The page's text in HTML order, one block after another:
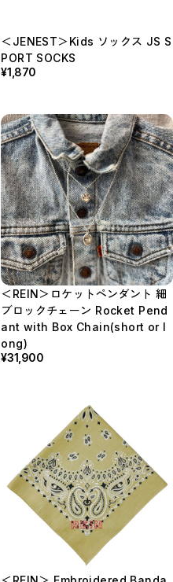
＜JENEST＞Kids ソックス JS S
PORT SOCKS
¥1,870
＜REIN＞ロケットペンダント 細
ブロックチェーン Rocket Pend
ant with Box Chain(short or l
ong)
¥31,900